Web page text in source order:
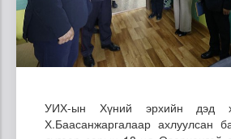
УИХ-ын Хүний эрхийн дэд
Х.Баасанжаргалаар ахлуулсан